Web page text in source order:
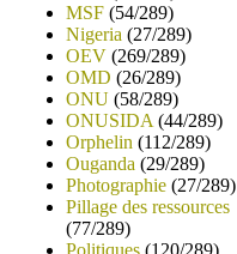
MSF (54/289)
Nigeria (27/289)
OEV (269/289)
OMD (26/289)
ONU (58/289)
ONUSIDA (44/289)
Orphelin (112/289)
Ouganda (29/289)
Photographie (27/289)
Pillage des ressources
(77/289)
Politiques (120/289)